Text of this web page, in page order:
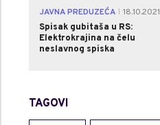
JAVNA PREDUZEĆA
Spisak gubitaša u RS:
Elektrokrajina na čelu
neslavnog spiska
TAGOVI